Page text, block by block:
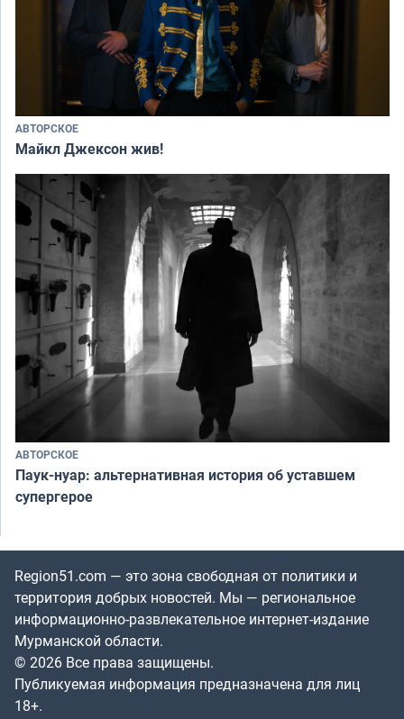
АВТОРСКОЕ
Майкл Джексон жив!
АВТОРСКОЕ
Паук-нуар: альтернативная история об уставшем
супергерое
Region51.com — это зона свободная от политики и
территория добрых новостей. Мы — региональное
информационно-развлекательное интернет-издание
Мурманской области.
© 2026 Все права защищены.
Публикуемая информация предназначена для лиц
18+.